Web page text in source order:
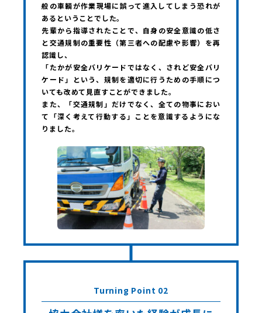
般の車輌が作業現場に誤って進入してしまう恐れが
あるということでした。
先輩から指導されたことで、自身の安全意識の低さ
と交通規制の重要性（第三者への配慮や影響）を再
認識し、
「たかが安全バリケードではなく、されど安全バリ
ケード」という、規制を適切に行うための手順につ
いても改めて見直すことができました。
また、「交通規制」だけでなく、全ての物事におい
て「深く考えて行動する」ことを意識するようにな
りました。
Turning Point 02